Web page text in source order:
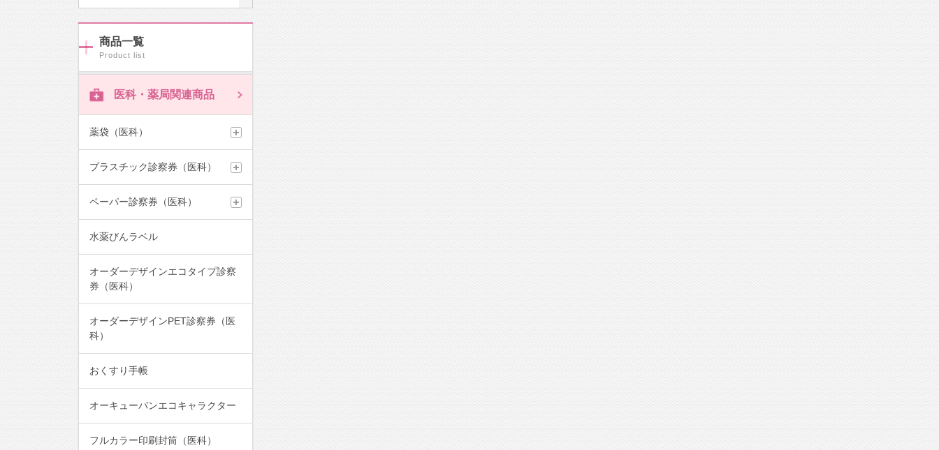
商品一覧
医科・薬局関連商品
薬袋（医科）
プラスチック診察券（医科）
ペーパー診察券（医科）
水薬びんラベル
オーダーデザインエコタイプ診察
券（医科）
オーダーデザインPET診察券（医
科）
おくすり手帳
オーキューバンエコキャラクター
フルカラー印刷封筒（医科）